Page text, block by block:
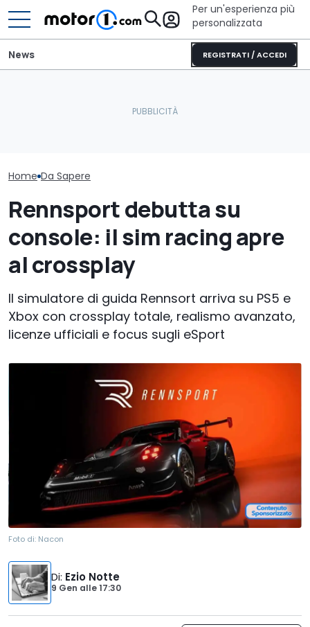
Per un'esperienza più
personalizzata
REGISTRATI / ACCEDI
News
Home Da Sapere
Rennsport debutta su
console: il sim racing apre
al crossplay
Il simulatore di guida Rennsort arriva su PS5 e
Xbox con crossplay totale, realismo avanzato,
licenze ufficiali e focus sugli eSport
Foto di: Nacon
Di: Ezio Notte
9 Gen alle17:30